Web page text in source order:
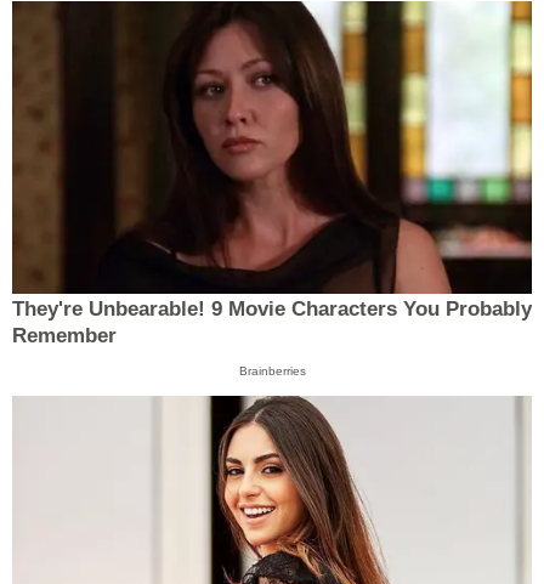
They're Unbearable! 9 Movie Characters You Probably
Remember
Brainberries